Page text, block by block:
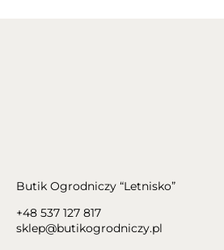
Butik Ogrodniczy “Letnisko”
+48 537 127 817
sklep@butikogrodniczy.pl